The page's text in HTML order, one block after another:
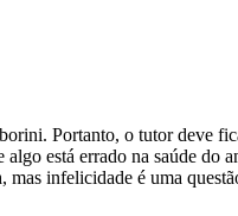
Portanto, o tutor deve
está errado na saúde
infelicidade é uma